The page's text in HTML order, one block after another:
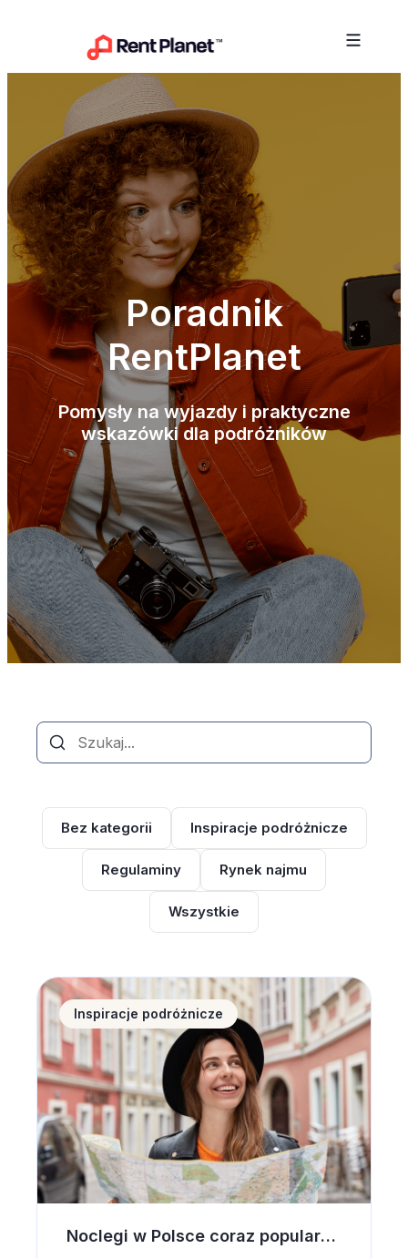
Poradnik
RentPlanet
Pomysły na wyjazdy i praktyczne
wskazówki dla podróżników
Bez kategorii Inspiracje podróżnicze
Regulaminy Rynek najmu
Wszystkie
Noclegi w Polsce coraz popularniejsze wśród
Inspiracje podróżnicze
Noclegi w Polsce coraz popularniejsze wśród zagranicznych turystów. Co przyciąga ich do naszego kraju?